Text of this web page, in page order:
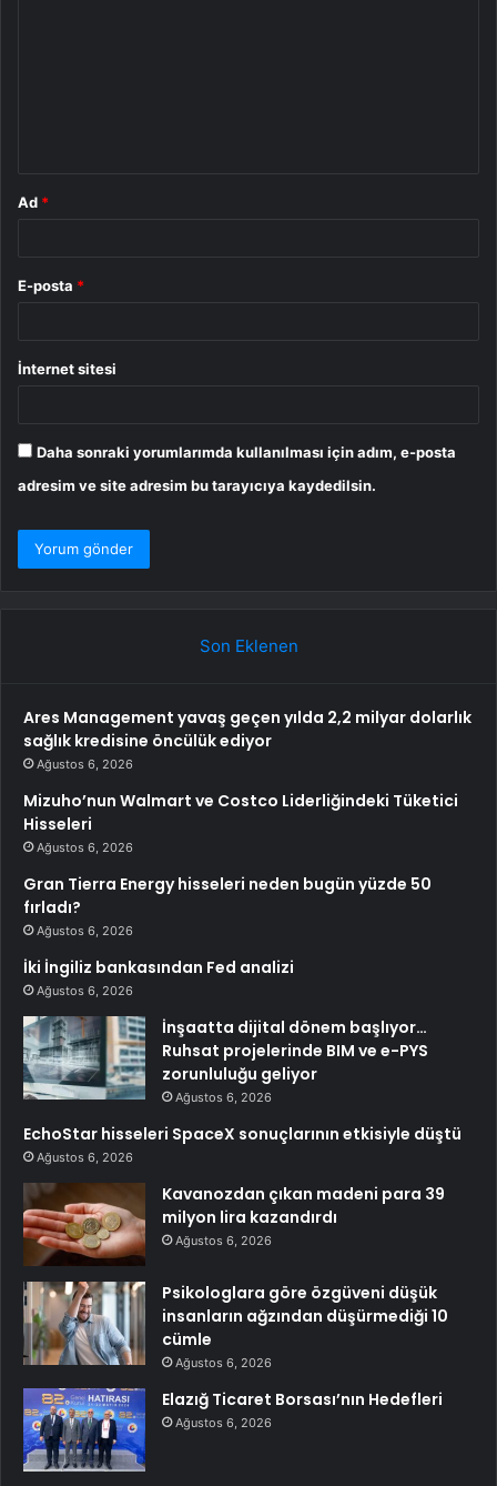
Ad *
E-posta *
İnternet sitesi
Daha sonraki yorumlarımda kullanılması için adım, e-posta
adresim ve site adresim bu tarayıcıya kaydedilsin.
Son Eklenen
Ares Management yavaş geçen yılda 2,2 milyar dolarlık
sağlık kredisine öncülük ediyor
Ağustos 6, 2026
Mizuho’nun Walmart ve Costco Liderliğindeki Tüketici
Hisseleri
Ağustos 6, 2026
Gran Tierra Energy hisseleri neden bugün yüzde 50
fırladı?
Ağustos 6, 2026
İki İngiliz bankasından Fed analizi
Ağustos 6, 2026
İnşaatta dijital dönem başlıyor…
Ruhsat projelerinde BIM ve e-PYS
zorunluluğu geliyor
Ağustos 6, 2026
EchoStar hisseleri SpaceX sonuçlarının etkisiyle düştü
Ağustos 6, 2026
Kavanozdan çıkan madeni para 39
milyon lira kazandırdı
Ağustos 6, 2026
Psikologlara göre özgüveni düşük
insanların ağzından düşürmediği 10
cümle
Ağustos 6, 2026
Elazığ Ticaret Borsası’nın Hedefleri
Ağustos 6, 2026